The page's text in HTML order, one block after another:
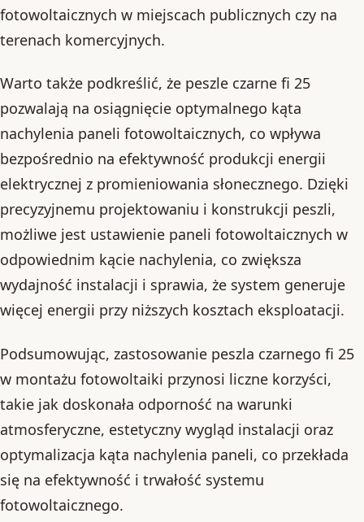
fotowoltaicznych w miejscach publicznych czy na
terenach komercyjnych.
Warto także podkreślić, że peszle czarne fi 25
pozwalają na osiągnięcie optymalnego kąta
nachylenia paneli fotowoltaicznych, co wpływa
bezpośrednio na efektywność produkcji energii
elektrycznej z promieniowania słonecznego. Dzięki
precyzyjnemu projektowaniu i konstrukcji peszli,
możliwe jest ustawienie paneli fotowoltaicznych w
odpowiednim kącie nachylenia, co zwiększa
wydajność instalacji i sprawia, że system generuje
więcej energii przy niższych kosztach eksploatacji.
Podsumowując, zastosowanie peszla czarnego fi 25
w montażu fotowoltaiki przynosi liczne korzyści,
takie jak doskonała odporność na warunki
atmosferyczne, estetyczny wygląd instalacji oraz
optymalizacja kąta nachylenia paneli, co przekłada
się na efektywność i trwałość systemu
fotowoltaicznego.